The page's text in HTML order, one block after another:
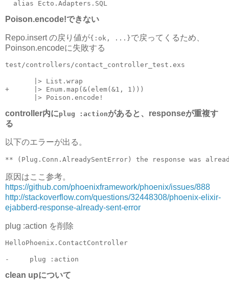
Poison.encode!できない
Repo.insert の戻り値が{:ok, ...}で戻ってくるため、
Poinson.encodeに失敗する
test/controllers/contact_controller_test.exs
       |> List.wrap
+      |> Enum.map(&(elem(&1, 1)))
controller内にplug :actionがあると、responseが重複す
る
以下のエラーが出る。
原因はここ参考。
https://github.com/phoenixframework/phoenix/issues/888
http://stackoverflow.com/questions/32448308/phoenix-elixir-
ejabberd-response-already-sent-error
plug :action を削除
HelloPhoenix.ContactController
clean upについて